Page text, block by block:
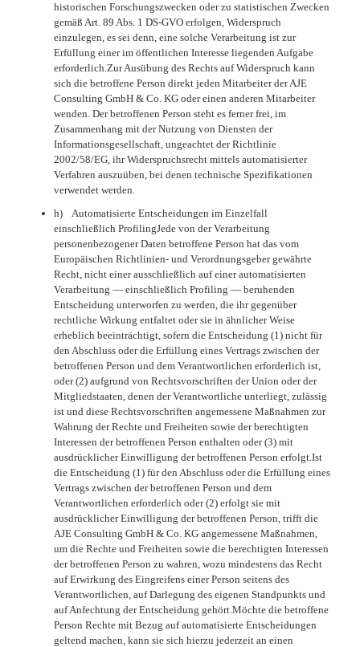
historischen Forschungszwecken oder zu statistischen Zwecken
gemäß Art. 89 Abs. 1 DS-GVO erfolgen, Widerspruch
einzulegen, es sei denn, eine solche Verarbeitung ist zur
Erfüllung einer im öffentlichen Interesse liegenden Aufgabe
erforderlich.Zur Ausübung des Rechts auf Widerspruch kann
sich die betroffene Person direkt jeden Mitarbeiter der AJE
Consulting GmbH & Co. KG oder einen anderen Mitarbeiter
wenden. Der betroffenen Person steht es ferner frei, im
Zusammenhang mit der Nutzung von Diensten der
Informationsgesellschaft, ungeachtet der Richtlinie
2002/58/EG, ihr Widerspruchsrecht mittels automatisierter
Verfahren auszuüben, bei denen technische Spezifikationen
verwendet werden.
h) Automatisierte Entscheidungen im Einzelfall
einschließlich ProfilingJede von der Verarbeitung
personenbezogener Daten betroffene Person hat das vom
Europäischen Richtlinien- und Verordnungsgeber gewährte
Recht, nicht einer ausschließlich auf einer automatisierten
Verarbeitung — einschließlich Profiling — beruhenden
Entscheidung unterworfen zu werden, die ihr gegenüber
rechtliche Wirkung entfaltet oder sie in ähnlicher Weise
erheblich beeinträchtigt, sofern die Entscheidung (1) nicht für
den Abschluss oder die Erfüllung eines Vertrags zwischen der
betroffenen Person und dem Verantwortlichen erforderlich ist,
oder (2) aufgrund von Rechtsvorschriften der Union oder der
Mitgliedstaaten, denen der Verantwortliche unterliegt, zulässig
ist und diese Rechtsvorschriften angemessene Maßnahmen zur
Wahrung der Rechte und Freiheiten sowie der berechtigten
Interessen der betroffenen Person enthalten oder (3) mit
ausdrücklicher Einwilligung der betroffenen Person erfolgt.Ist
die Entscheidung (1) für den Abschluss oder die Erfüllung eines
Vertrags zwischen der betroffenen Person und dem
Verantwortlichen erforderlich oder (2) erfolgt sie mit
ausdrücklicher Einwilligung der betroffenen Person, trifft die
AJE Consulting GmbH & Co. KG angemessene Maßnahmen,
um die Rechte und Freiheiten sowie die berechtigten Interessen
der betroffenen Person zu wahren, wozu mindestens das Recht
auf Erwirkung des Eingreifens einer Person seitens des
Verantwortlichen, auf Darlegung des eigenen Standpunkts und
auf Anfechtung der Entscheidung gehört.Möchte die betroffene
Person Rechte mit Bezug auf automatisierte Entscheidungen
geltend machen, kann sie sich hierzu jederzeit an einen